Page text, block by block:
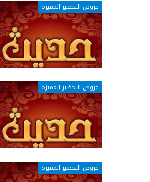
عروض التحضير المميزة
عروض التحضير المميزة
عروض التحضير المميزة